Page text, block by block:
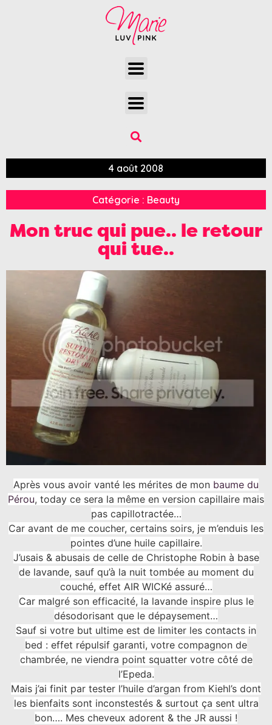
4 août 2008
Catégorie : Beauty
Mon truc qui pue.. le retour
qui tue..
Après vous avoir vanté les mérites de mon baume du
Pérou, today ce sera la même en version capillaire mais
pas capillotractée…
Car avant de me coucher, certains soirs, je m’enduis les
pointes d’une huile capillaire.
J’usais & abusais de celle de Christophe Robin à base
de lavande, sauf qu’à la nuit tombée au moment du
couché, effet AIR WICKé assuré…
Car malgré son efficacité, la lavande inspire plus le
désodorisant que le dépaysement…
Sauf si votre but ultime est de limiter les contacts in
bed : effet répulsif garanti, votre compagnon de
chambrée, ne viendra point squatter votre côté de
l’Epeda.
Mais j’ai finit par tester l’huile d’argan from Kiehl’s dont
les bienfaits sont inconstestés & surtout ça sent ultra
bon…. Mes cheveux adorent & the JR aussi !